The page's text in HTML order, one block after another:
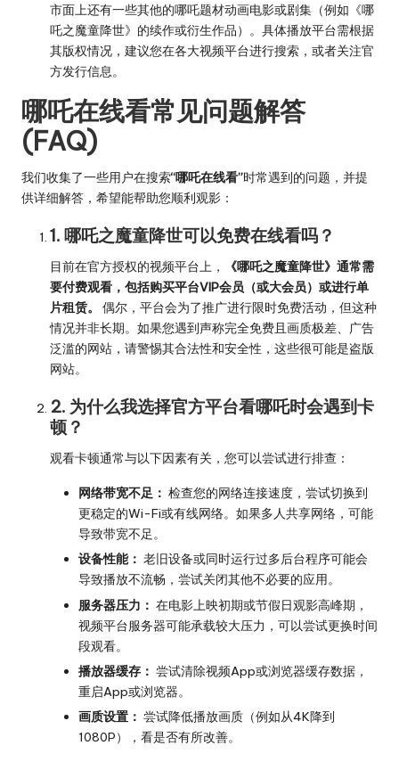
市面上还有一些其他的哪吒题材动画电影或剧集（例如《哪
吒之魔童降世》的续作或衍生作品）。具体播放平台需根据
其版权情况，建议您在各大视频平台进行搜索，或者关注官
方发行信息。
哪吒在线看常见问题解答
(FAQ)
我们收集了一些用户在搜索“哪吒在线看”时常遇到的问题，并提
供详细解答，希望能帮助您顺利观影：
1. 哪吒之魔童降世可以免费在线看吗？
目前在官方授权的视频平台上，
《哪吒之魔童降世》通常需
要付费观看，包括购买平台VIP会员（或大会员）或进行单
片租赁。
偶尔，平台会为了推广进行限时免费活动，但这种
情况并非长期。如果您遇到声称完全免费且画质极差、广告
泛滥的网站，请警惕其合法性和安全性，这些很可能是盗版
网站。
2. 为什么我选择官方平台看哪吒时会遇到卡
顿？
观看卡顿通常与以下因素有关，您可以尝试进行排查：
网络带宽不足： 检查您的网络连接速度，尝试切换到
更稳定的Wi-Fi或有线网络。如果多人共享网络，可能
导致带宽不足。
设备性能： 老旧设备或同时运行过多后台程序可能会
导致播放不流畅，尝试关闭其他不必要的应用。
服务器压力： 在电影上映初期或节假日观影高峰期，
视频平台服务器可能承载较大压力，可以尝试更换时间
段观看。
播放器缓存： 尝试清除视频App或浏览器缓存数据，
重启App或浏览器。
画质设置： 尝试降低播放画质（例如从4K降到
1080P），看是否有所改善。